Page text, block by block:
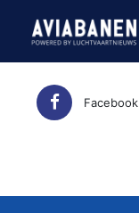
Facebook